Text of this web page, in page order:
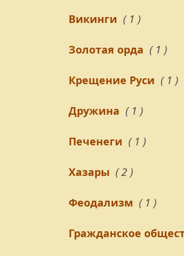
Викинги ( 1 )
Золотая орда ( 1 )
Крещение Руси ( 1 )
Дружина ( 1 )
Печенеги ( 1 )
Хазары ( 2 )
Феодализм ( 1 )
Гражданское